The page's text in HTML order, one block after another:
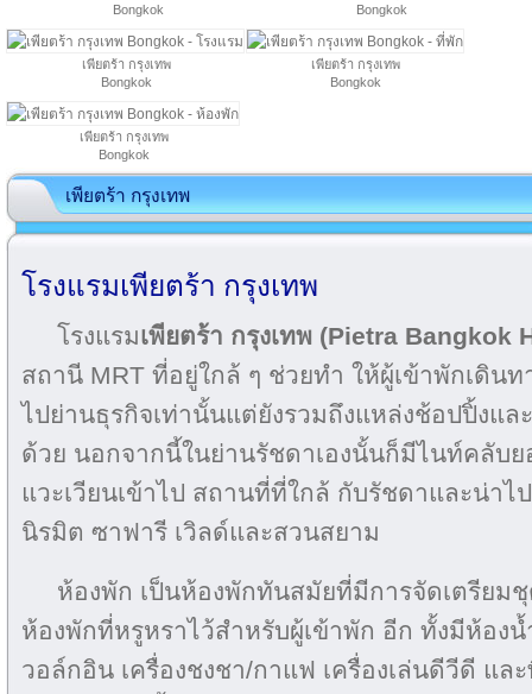
Bongkok
Bongkok
เพียตร้า กรุงเทพ
Bongkok
เพียตร้า กรุงเทพ
Bongkok
เพียตร้า กรุงเทพ
Bongkok
เพียตร้า กรุงเทพ
โรงแรมเพียตร้า กรุงเทพ
โรงแรมเพียตร้า กรุงเทพ (Pietra Bangkok
สถานี MRT ที่อยู่ใกล้ ๆ ช่วยทำ ให้ผู้เข้าพักเดินท
ไปย่านธุรกิจเท่านั้นแต่ยังรวมถึงแหล่งช้อปปิ้งแ
ด้วย นอกจากนี้ในย่านรัชดาเองนั้นก็มีไนท์คลับ
แวะเวียนเข้าไป สถานที่ที่ใกล้ กับรัชดาและน่า
นิรมิต ซาฟารี เวิลด์และสวนสยาม
ห้องพัก เป็นห้องพักทันสมัยที่มีการจัดเตรียม
ห้องพักที่หรูหราไว้สำหรับผู้เข้าพัก อีก ทั้งมีห้อง
วอล์กอิน เครื่องชงชา/กาแฟ เครื่องเล่นดีวีดี แล